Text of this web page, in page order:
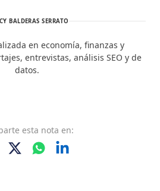
BALDERAS SERRATO
en economía, finanzas y
entrevistas, análisis SEO y de
datos.
esta nota en: